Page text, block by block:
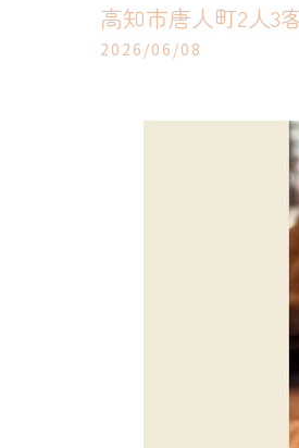
高知市唐人町2人3
2026/06/08